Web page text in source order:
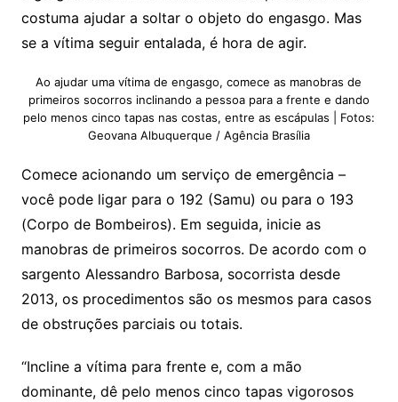
costuma ajudar a soltar o objeto do engasgo. Mas
se a vítima seguir entalada, é hora de agir.
Ao ajudar uma vítima de engasgo, comece as manobras de
primeiros socorros inclinando a pessoa para a frente e dando
pelo menos cinco tapas nas costas, entre as escápulas | Fotos:
Geovana Albuquerque / Agência Brasília
Comece acionando um serviço de emergência –
você pode ligar para o 192 (Samu) ou para o 193
(Corpo de Bombeiros). Em seguida, inicie as
manobras de primeiros socorros. De acordo com o
sargento Alessandro Barbosa, socorrista desde
2013, os procedimentos são os mesmos para casos
de obstruções parciais ou totais.
“Incline a vítima para frente e, com a mão
dominante, dê pelo menos cinco tapas vigorosos